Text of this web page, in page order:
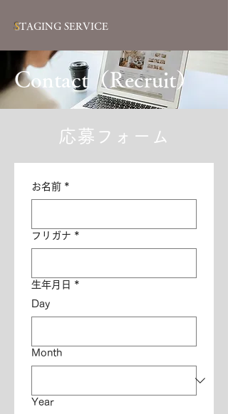
STAGING SERVICE
Contact（Recruit）
​応募フォーム
お名前 *
フリガナ *
生年月日 *
Day
Month
Year